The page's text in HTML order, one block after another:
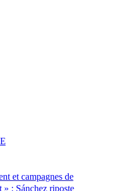
et campagnes de
» : Sánchez riposte